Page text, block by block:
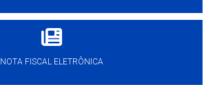
NOTA FISCAL ELETRÔNICA